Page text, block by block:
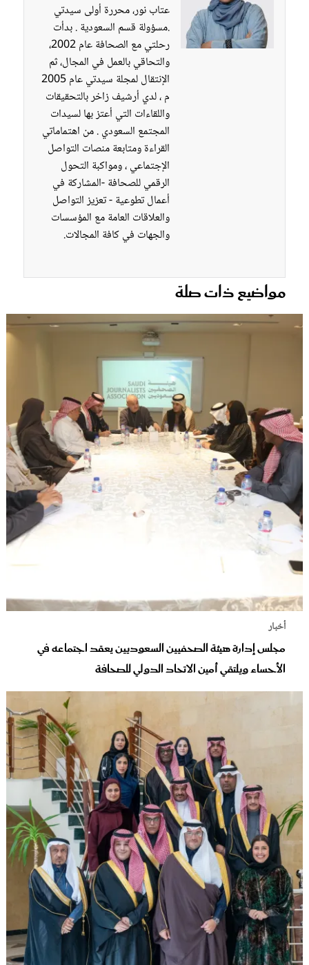
عتاب نور، محررة أولى سيدتي
.مسؤولة قسم السعودية . بدأت
رحلتي مع الصحافة عام 2002،
والتحاقي بالعمل في المجال، ثم
الإنتقال لمجلة سيدتي عام 2005
م ، لدي أرشيف زاخر بالتحقيقات
واللقاءات التي أعتز بها لسيدات
المجتمع السعودي . من اهتماماتي
القراءة ومتابعة منصات التواصل
الإجتماعي ، ومواكبة التحول
الرقمي للصحافة -المشاركة في
أعمال تطوعية - تعزيز التواصل
والعلاقات العامة مع المؤسسات
والجهات في كافة المجالات.
مواضيع ذات صلة
أخبار
مجلس إدارة هيئة الصحفيين السعوديين يعقد اجتماعه في
الأحساء ويلتقي أمين الاتحاد الدولي للصحافة